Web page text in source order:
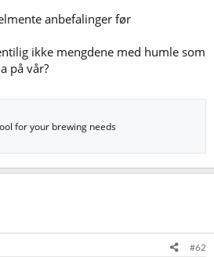
anbefalinger før
ikke mengdene med humle som
på vår?
for your brewing needs
#62